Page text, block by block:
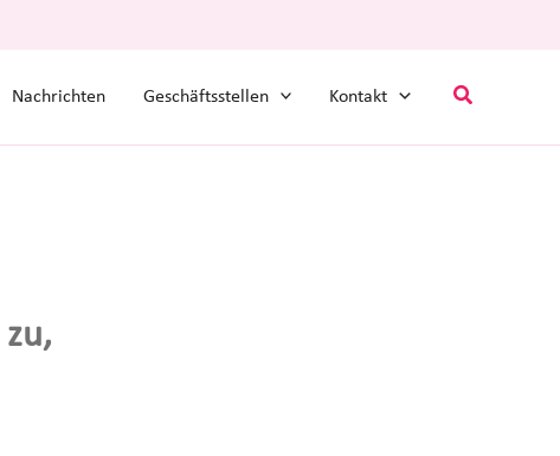
Nachrichten Geschäftsstellen Kontakt Suchen